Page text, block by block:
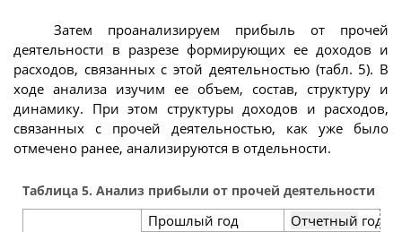
Затем проанализируем прибыль от прочей
деятельности в разрезе формирующих ее доходов и
расходов, связанных с этой деятельностью (табл. 5). В
ходе анализа изучим ее объем, состав, структуру и
динамику. При этом структуры доходов и расходов,
связанных с прочей деятельностью, как уже было
отмечено ранее, анализируются в отдельности.
Таблица 5. Анализ прибыли от прочей деятельности
Прошлый год Отчетный год